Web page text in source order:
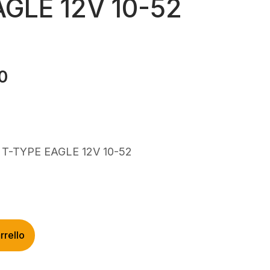
12V 10-52
TYPE EAGLE 12V 10-52